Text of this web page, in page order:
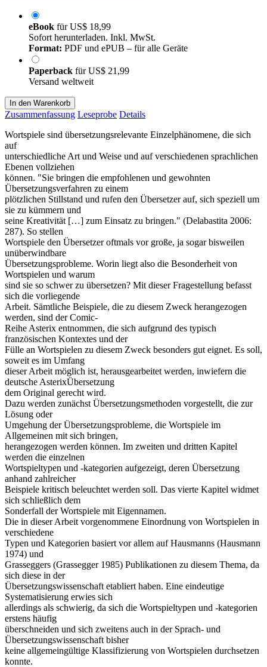
eBook fürUS$ 18,99
Sofort herunterladen. Inkl. MwSt.
Format: PDF und ePUB – für alle Geräte
Paperback fürUS$ 21,99
Versand weltweit
In den Warenkorb
Zusammenfassung Leseprobe Details
Wortspiele sind übersetzungsrelevante Einzelphänomene, die sich
auf
unterschiedliche Art und Weise und auf verschiedenen sprachlichen
Ebenen vollziehen
können. "Sie bringen die empfohlenen und gewohnten
Übersetzungsverfahren zu einem
plötzlichen Stillstand und rufen den Übersetzer auf, sich speziell um
sie zu kümmern und
seine Kreativität […] zum Einsatz zu bringen." (Delabastita 2006:
287). So stellen
Wortspiele den Übersetzer oftmals vor große, ja sogar bisweilen
unüberwindbare
Übersetzungsprobleme. Worin liegt also die Besonderheit von
Wortspielen und warum
sind sie so schwer zu übersetzen? Mit dieser Fragestellung befasst
sich die vorliegende
Arbeit. Sämtliche Beispiele, die zu diesem Zweck herangezogen
werden, sind der Comic-
Reihe Asterix entnommen, die sich aufgrund des typisch
französischen Kontextes und der
Fülle an Wortspielen zu diesem Zweck besonders gut eignet. Es soll,
soweit es im Umfang
dieser Arbeit möglich ist, herausgearbeitet werden, inwiefern die
deutsche AsterixÜbersetzung
dem Original gerecht wird.
Dazu werden zunächst Übersetzungsmethoden vorgestellt, die zur
Lösung oder
Umgehung der Übersetzungsprobleme, die Wortspiele im
Allgemeinen mit sich bringen,
herangezogen werden können. Im zweiten und dritten Kapitel
werden die einzelnen
Wortspieltypen und -kategorien aufgezeigt, deren Übersetzung
anhand zahlreicher
Beispiele kritisch beleuchtet werden soll. Das vierte Kapitel widmet
sich schließlich dem
Sonderfall der Wortspiele mit Eigennamen.
Die in dieser Arbeit vorgenommene Einordnung von Wortspielen in
verschiedene
Typen und Kategorien basiert vor allem auf Hausmanns (Hausmann
1974) und
Grasseggers (Grassegger 1985) Publikationen zu diesem Thema, da
sich diese in der
Übersetzungswissenschaft etabliert haben. Eine eindeutige
Systematisierung erwies sich
allerdings als schwierig, da sich die Wortspieltypen und -kategorien
erstens häufig
überschneiden und sich zweitens auch in der Sprach- und
Übersetzungswissenschaft bisher
keine allgemeingültige Klassifizierung von Wortspielen durchsetzen
konnte.